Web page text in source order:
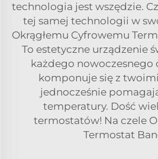
technologia jest wszędzie.
tej samej technologii w
Okrągłemu Cyfrowemu
To estetyczne urządzenie
każdego
komponuje się z
jednocześnie
temperatury. Dość
termostatów! Na czele
Termostat